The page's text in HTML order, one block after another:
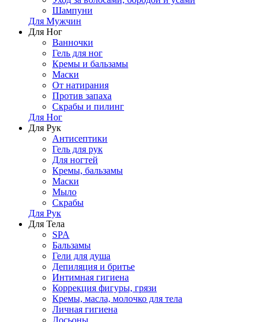
Шампуни
Для Мужчин
Для Ног
Ванночки
Гель для ног
Кремы и бальзамы
Маски
От натирания
Против запаха
Скрабы и пилинг
Для Ног
Для Рук
Антисептики
Гель для рук
Для ногтей
Кремы, бальзамы
Маски
Мыло
Скрабы
Для Рук
Для Тела
SPA
Бальзамы
Гели для душа
Депиляция и бритье
Интимная гигиена
Коррекция фигуры, грязи
Кремы, масла, молочко для тела
Личная гигиена
Лосьоны